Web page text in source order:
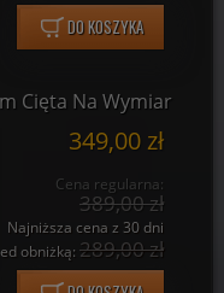
DO KOSZYKA
Cięta Na Wymiar
349,00 zł
Cena regularna:
389,00 zł
Najniższa cena z 30 dni
obniżką: 289,00 zł